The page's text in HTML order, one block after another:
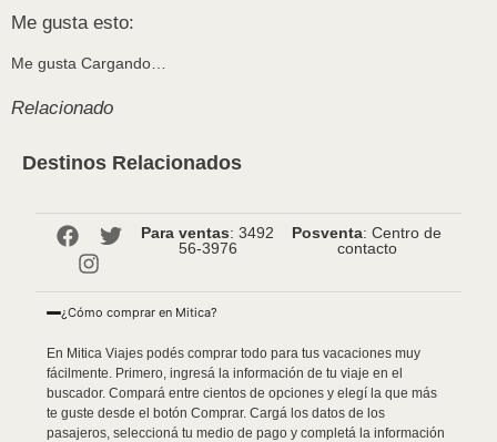
Me gusta esto:
Me gusta Cargando…
Relacionado
Destinos Relacionados
Para ventas: 3492
56-3976
Posventa: Centro de
contacto
¿Cómo comprar en Mitica?
En Mitica Viajes podés comprar todo para tus vacaciones muy
fácilmente. Primero, ingresá la información de tu viaje en el
buscador. Compará entre cientos de opciones y elegí la que más
te guste desde el botón Comprar. Cargá los datos de los
pasajeros, seleccioná tu medio de pago y completá la información